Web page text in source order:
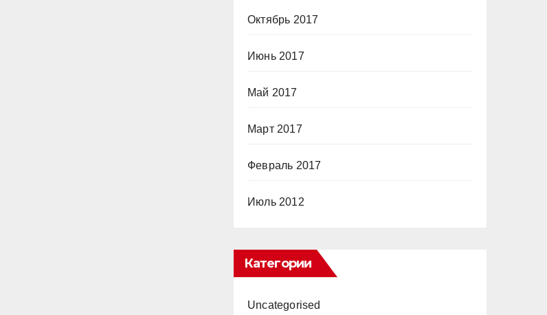
Октябрь 2017
Июнь 2017
Май 2017
Март 2017
Февраль 2017
Июль 2012
Категории
Uncategorised